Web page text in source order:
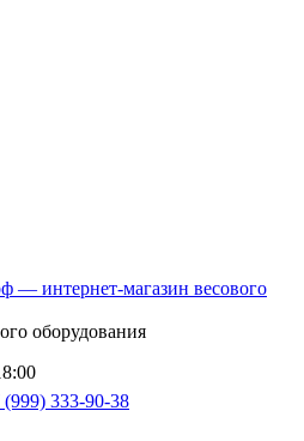
оборудования
(999) 333-90-38